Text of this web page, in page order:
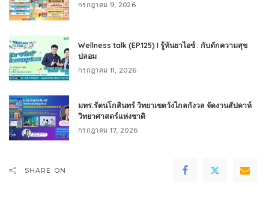
กรกฎาคม 9, 2026
Wellness talk (EP.125) I รู้ทันยาไอซ์ : กับดักความสุข
ปลอม
กรกฎาคม 11, 2026
มทร.รัตนโกสินทร์ วิทยาเขตวังไกลกังวล จัดงานสัปดาห์
วิทยาศาสตร์แห่งชาติ
กรกฎาคม 17, 2026
SHARE ON